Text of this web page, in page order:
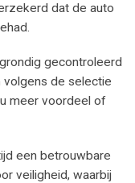
dat de auto
gecontroleerd
de selectie
meer voordeel of
een betrouwbare
veiligheid, waarbij